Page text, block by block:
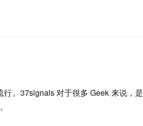
。37signals 对于很多 Geek 来说，是